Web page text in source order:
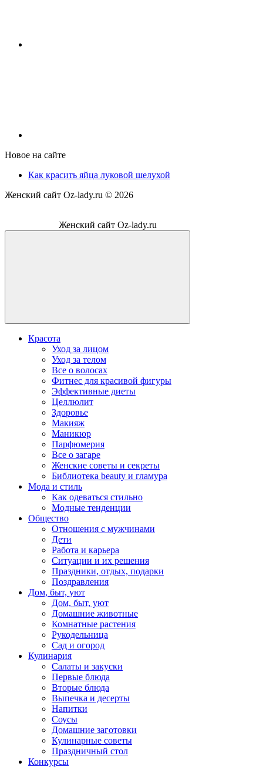
Новое на сайте
Как красить яйца луковой шелухой
Женский сайт Oz-lady.ru © 2026
Женский сайт Oz-lady.ru
Красота
Уход за лицом
Уход за телом
Все о волосах
Фитнес для красивой фигуры
Эффективные диеты
Целлюлит
Здоровье
Макияж
Маникюр
Парфюмерия
Все о загаре
Женские советы и секреты
Библиотека beauty и гламура
Мода и стиль
Как одеваться стильно
Модные тенденции
Общество
Отношения с мужчинами
Дети
Работа и карьера
Ситуации и их решения
Праздники, отдых, подарки
Поздравления
Дом, быт, уют
Дом, быт, уют
Домашние животные
Комнатные растения
Рукодельница
Сад и огород
Кулинария
Салаты и закуски
Первые блюда
Вторые блюда
Выпечка и десерты
Напитки
Соусы
Домашние заготовки
Кулинарные советы
Праздничный стол
Конкурсы